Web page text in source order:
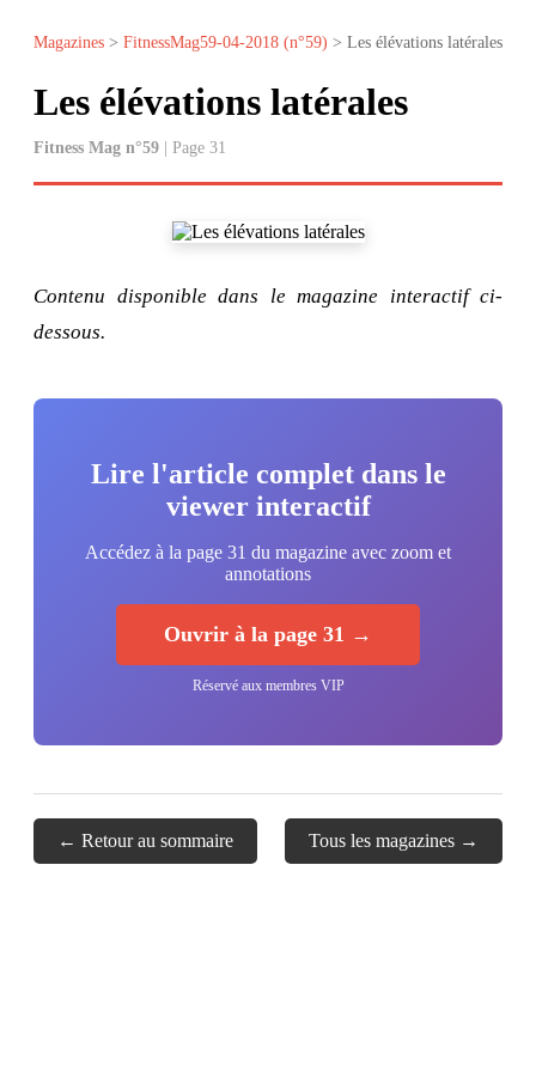
Magazines > FitnessMag59-04-2018 (n°59) > Les élévations latérales
Les élévations latérales
Fitness Mag n°59 | Page 31
Contenu disponible dans le magazine interactif ci-
dessous.
Lire l'article complet dans le
viewer interactif
Accédez à la page 31 du magazine avec zoom et
annotations
Ouvrir à la page 31 →
Réservé aux membres VIP
← Retour au sommaire Tous les magazines →